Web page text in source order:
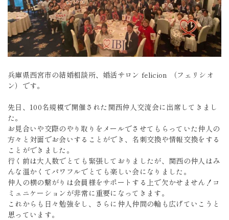
兵庫県西宮市の結婚相談所、婚活サロン felicion （フェリシオ
ン）です。
先日、100名規模で開催された関西仲人交流会に出席してきまし
た。
お見合いや交際のやり取りをメールでさせてもらっていた仲人の
方々と対面でお会いすることができ、名刺交換や情報交換をする
ことができました。
行く前は大人数でとても緊張しておりましたが、関西の仲人はみ
んな温かくてパワフルでとても楽しい会になりました。
仲人の横の繋がりは会員様をサポートする上で欠かせません！コ
ミュニケーションが非常に重要になってきます。
これからも日々勉強をし、さらに仲人仲間の輪も広げていこうと
思っています。